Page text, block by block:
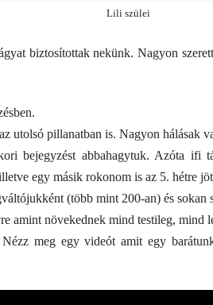
Lili szülei
biztosítottak nekünk. Nagyon
utolsó pillanatban is. Nagyon hálásak
bejegyzést abbahagytuk. Azóta ifi
egy másik rokonom is az 5. hétre
(több mint 200-an) és
amint növekednek mind testileg, mind
meg egy videót amit egy